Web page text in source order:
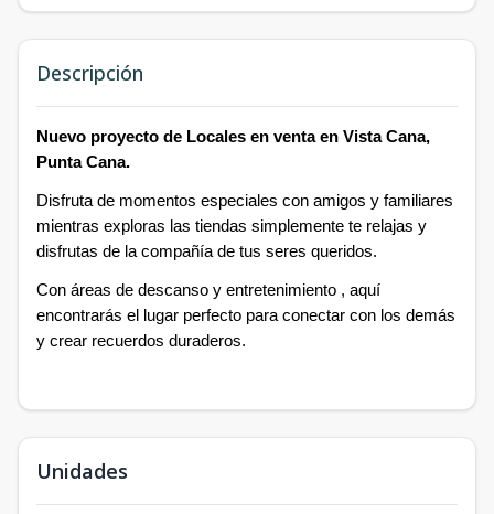
Descripción
Nuevo proyecto de Locales en venta en Vista Cana,
Punta Cana.
Disfruta de momentos especiales con amigos y familiares
mientras exploras las tiendas simplemente te relajas y
disfrutas de la compañía de tus seres queridos.
Con áreas de descanso y entretenimiento , aquí
encontrarás el lugar perfecto para conectar con los demás
y crear recuerdos duraderos.
Unidades